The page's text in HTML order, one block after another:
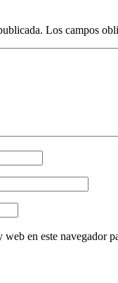
Los campos
en este navegador